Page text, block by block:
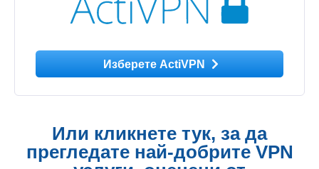
Изберете ActiVPN
Или кликнете тук, за да
прегледате най-добрите VPN